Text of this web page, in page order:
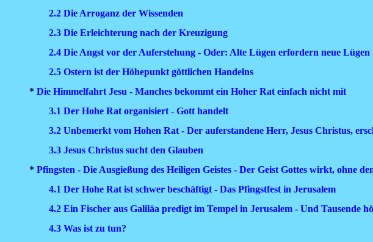
2.2 Die Arroganz der Wissenden
2.3 Die Erleichterung nach der Kreuzigung
2.4 Die Angst vor der Auferstehung - Oder: Alte Lügen erfordern neue Lügen
2.5 Ostern ist der Höhepunkt göttlichen Handelns
* Die Himmelfahrt Jesu - Manches bekommt ein Hoher Rat einfach nicht mit
3.1 Der Hohe Rat organisiert - Gott handelt
3.2 Unbemerkt vom Hohen Rat - Der auferstandene Herr, Jesus Christus,
3.3 Jesus Christus sucht den Glauben
* Pfingsten - Die Ausgießung des Heiligen Geistes - Der Geist Gottes wirkt, ohne
4.1 Der Hohe Rat ist schwer beschäftigt - Das Pfingstfest in Jerusalem
4.2 Ein Fischer aus Galiläa predigt im Tempel in Jerusalem - Und Tausende
4.3 Was ist zu tun?